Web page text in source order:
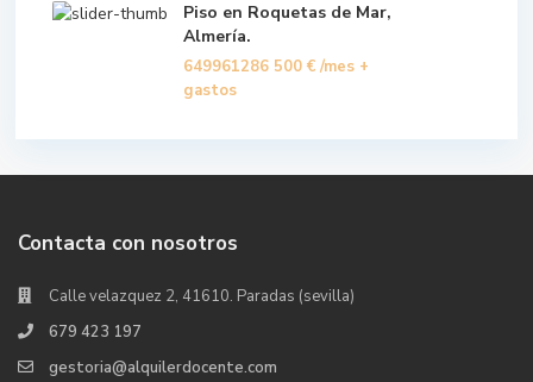
Piso en Roquetas de Mar,
Almería.
649961286 500 € /mes +
gastos
Contacta con nosotros
Calle velazquez 2, 41610. Paradas (sevilla)
679 423 197
gestoria@alquilerdocente.com